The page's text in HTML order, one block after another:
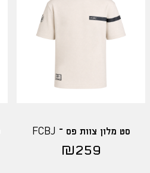
סט מלון צוות פס – FCBJ
₪259